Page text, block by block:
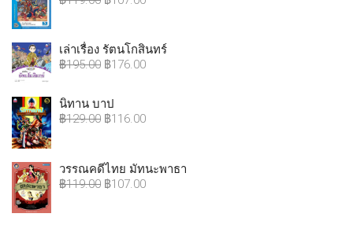
เล่าเรื่อง รัตนโกสินทร์
฿195.00 ฿176.00
นิทาน บาป
฿129.00 ฿116.00
วรรณคดีไทย มัทนะพาธา
฿119.00 ฿107.00